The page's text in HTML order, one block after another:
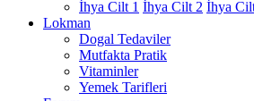
İhya Cilt 1 İhya Cilt 2 İhya
Lokman
Dogal Tedaviler
Mutfakta Pratik
Vitaminler
Yemek Tarifleri